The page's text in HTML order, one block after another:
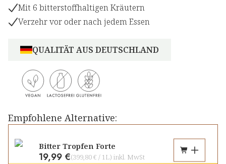
Mit 6 bitterstoffhaltigen Kräutern
Verzehr vor oder nach jedem Essen
QUALITÄT AUS DEUTSCHLAND
Empfohlene Alternative:
Bitter Tropfen Forte
19,99 €(399,80 € / 1L) inkl. MwSt